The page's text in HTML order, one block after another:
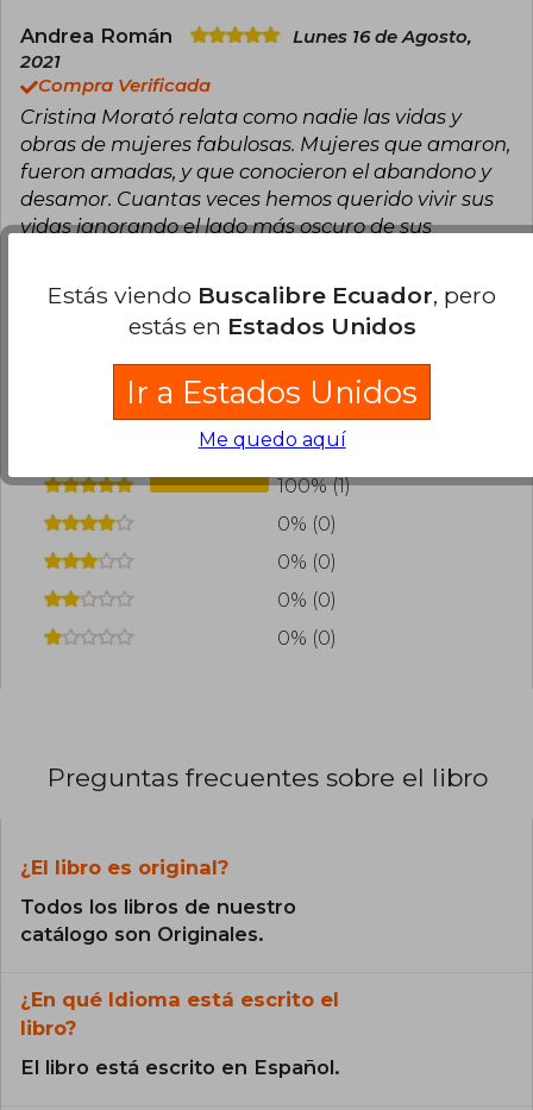
Andrea Román
Lunes 16 de Agosto,
2021
Compra Verificada
Cristina Morató relata como nadie las vidas y
obras de mujeres fabulosas. Mujeres que amaron,
fueron amadas, y que conocieron el abandono y
desamor. Cuantas veces hemos querido vivir sus
vidas ignorando el lado más oscuro de sus
Excelente servicio de envío y entrega de BL.
Esta opinión es útil 0 No es útil
¿Leíste este libro? Inicia sesión para poder
agregar tu propia evaluación.
100% (1)
0% (0)
0% (0)
0% (0)
0% (0)
Preguntas frecuentes sobre el libro
¿El libro es original?
Todos los libros de nuestro
catálogo son Originales.
¿En qué Idioma está escrito el
libro?
El libro está escrito en Español.
Estás viendo Buscalibre Ecuador, pero
estás en Estados Unidos
Ir a Estados Unidos
Me quedo aquí